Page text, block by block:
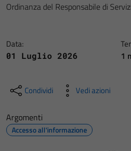
Ordinanza del Responsabile di
Data:
01 Luglio 2026 1
Condividi Vedi azioni
Argomenti
Accesso all'informazione